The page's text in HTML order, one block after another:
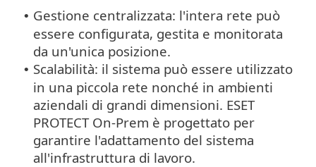
• Gestione centralizzata: l'intera rete può
essere configurata, gestita e monitorata
da un'unica posizione.
• Scalabilità: il sistema può essere utilizzato
in una piccola rete nonché in ambienti
aziendali di grandi dimensioni. ESET
PROTECT On-Prem è progettato per
garantire l'adattamento del sistema
all'infrastruttura di lavoro.